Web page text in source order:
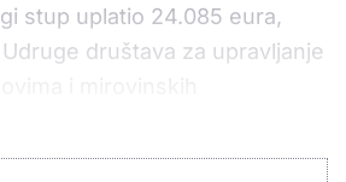
stup uplatio 24.085 eura,
društava za upravljanje
su se i stanje na